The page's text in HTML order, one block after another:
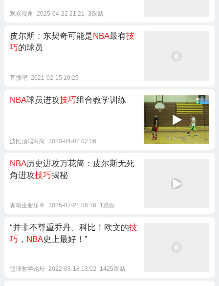
观众视角 2025-04-22 21:21 3跟贴
皮尔斯：东契奇可能是NBA最有技
巧的球员
直播吧 2021-02-15 10:29
NBA球员进攻技巧组合教学训练
波比顶端时尚 2020-04-02 02:06
NBA历史进攻万花筒：皮尔斯无死
角进攻技巧揭秘
奏响生命乐章 2025-07-21 06:16 1跟贴
“并非不尊重乔丹、科比！欧文的技
巧 ， NBA史上最好！”
篮球教学论坛 2022-03-18 13:02 1425跟贴